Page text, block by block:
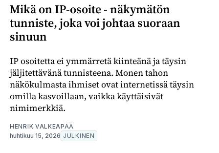
Mikä on IP-osoite - näkymätön
tunniste, joka voi johtaa suoraan
sinuun
IP osoitetta ei ymmärretä kiinteänä ja täysin
jäljitettävänä tunnisteena. Monen tahon
näkökulmasta ihmiset ovat internetissä täysin
omilla kasvoillaan, vaikka käyttäisivät
nimimerkkiä.
HENRIK VALKEAPÄÄ
huhtikuu 15, 2026 JULKINEN